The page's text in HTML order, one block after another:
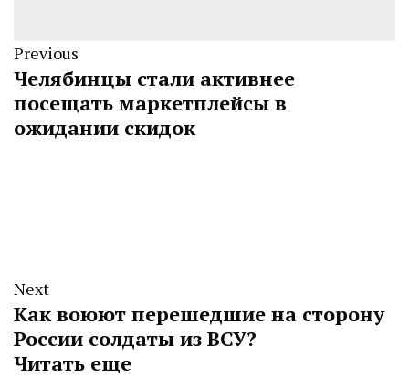
Previous
Челябинцы стали активнее
посещать маркетплейсы в
ожидании скидок
Next
Как воюют перешедшие на сторону
России солдаты из ВСУ?
Читать еще